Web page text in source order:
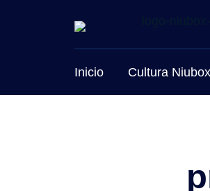
Inicio Cultura Niubox